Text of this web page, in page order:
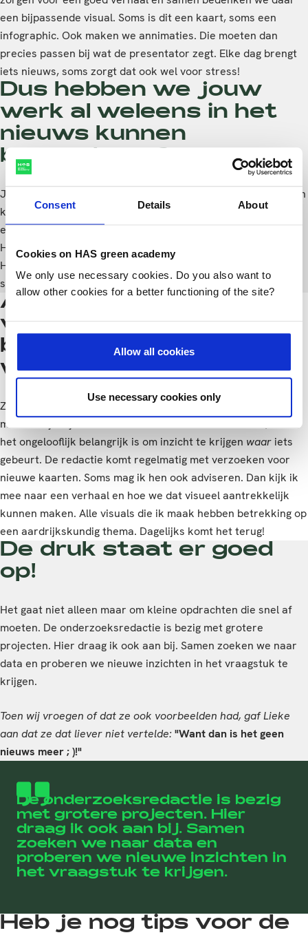
Consent Details About
Cookies on HAS green academy
We only use necessary cookies. Do you also want to
allow other cookies for a better functioning of the site?
Allow all cookies
Use necessary cookies only
een bijpassende visual. Soms is dit een kaart, soms een
infographic. Ook maken we annimaties. Die moeten dan
precies passen bij wat de presentator zegt. Elke dag brengt
iets nieuws, soms zorgt dat ook wel voor stress!
Dus hebben we jouw
werk al weleens in het
nieuws kunnen
bewonderen?
Ja, dat klopt! Complexere verhalen hebben behoefte aan een
kort en krachtig kaartje. Samen met mijn begeleider heb ik
een kaart gemaakt over de nieuwbouw in Rotterdam.
Hiervoor moesten we ook een foto in photoshop bewerken.
Het was een visual waarin het oude met het nieuwe
stadsbeeld van Rotterdam vergeleken werd.
Als (geo)grafisch
vormgever aan de slag
bij RTL nieuws. Is dat
wel zo geografisch?!
Zeker! Een kaart kan een situatie vaak veel duidelijker
maken. Kijk bijvoorbeeld naar de situatie in Oekraïne, waar
het ongelooflijk belangrijk is om inzicht te krijgen waar iets
gebeurt. De redactie komt regelmatig met verzoeken voor
nieuwe kaarten. Soms mag ik hen ook adviseren. Dan kijk ik
mee naar een verhaal en hoe we dat visueel aantrekkelijk
kunnen maken. Alle visuals die ik maak hebben betrekking op
een aardrijkskundig thema. Dagelijks komt het terug!
De druk staat er goed
op!
Het gaat niet alleen maar om kleine opdrachten die snel af
moeten. De onderzoeksredactie is bezig met grotere
projecten. Hier draag ik ook aan bij. Samen zoeken we naar
data en proberen we nieuwe inzichten in het vraagstuk te
krijgen.
Toen wij vroegen of dat ze ook voorbeelden had, gaf Lieke
aan dat ze dat liever niet vertelde:"Want dan is het geen
nieuws meer ; )!"
De onderzoeksredactie is bezig
met grotere projecten. Hier
draag ik ook aan bij. Samen
zoeken we naar data en
proberen we nieuwe inzichten in
het vraagstuk te krijgen.
Heb je nog tips voor de